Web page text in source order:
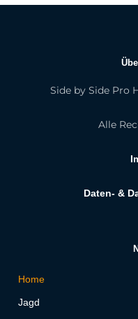
Side by Side Pro
Alle
Daten- &
Home
Jagd